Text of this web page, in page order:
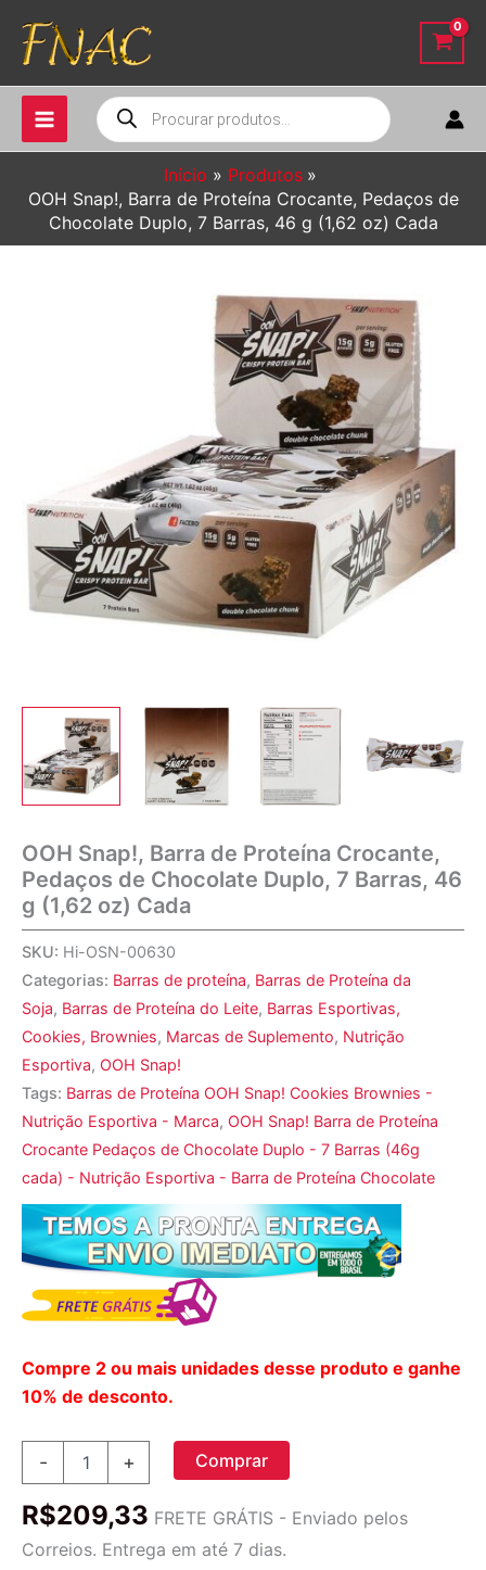
para
conteúdo
Pesquisar
produtos
Início
Produtos
OOH Snap!, Barra de Proteína Crocante, Pedaços de
Chocolate Duplo, 7 Barras, 46 g (1,62 oz) Cada
OOH Snap!, Barra de Proteína Crocante,
Pedaços de Chocolate Duplo, 7 Barras, 46
g (1,62 oz) Cada
SKU: Hi-OSN-00630
Categorias: Barras de proteína, Barras de Proteína da
Soja, Barras de Proteína do Leite, Barras Esportivas,
Cookies, Brownies, Marcas de Suplemento, Nutrição
Esportiva, OOH Snap!
Tags: Barras de Proteína OOH Snap! Cookies Brownies -
Nutrição Esportiva - Marca, OOH Snap! Barra de Proteína
Crocante Pedaços de Chocolate Duplo - 7 Barras (46g
cada) - Nutrição Esportiva - Barra de Proteína Chocolate
Compre 2 ou mais unidades desse produto e ganhe
10% de desconto.
-
de
Crocante,
+ Comprar
R$209,33 FRETE GRÁTIS - Enviado pelos
Correios. Entrega em até 7 dias.